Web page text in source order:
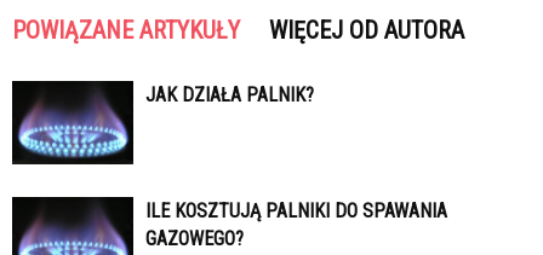
POWIĄZANE ARTYKUŁY WIĘCEJ OD AUTORA
JAK DZIAŁA PALNIK?
ILE KOSZTUJĄ PALNIKI DO SPAWANIA
GAZOWEGO?